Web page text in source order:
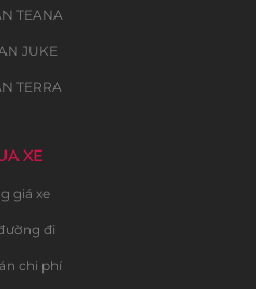
TEANA
JUKE
TERRA
XE
giá xe
đi
chi phí